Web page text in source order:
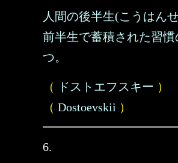
人間の後半生(こうはん
前半生で蓄積された習
つ。
（ ドストエフスキー ）
（ Dostoevskii ）
6.